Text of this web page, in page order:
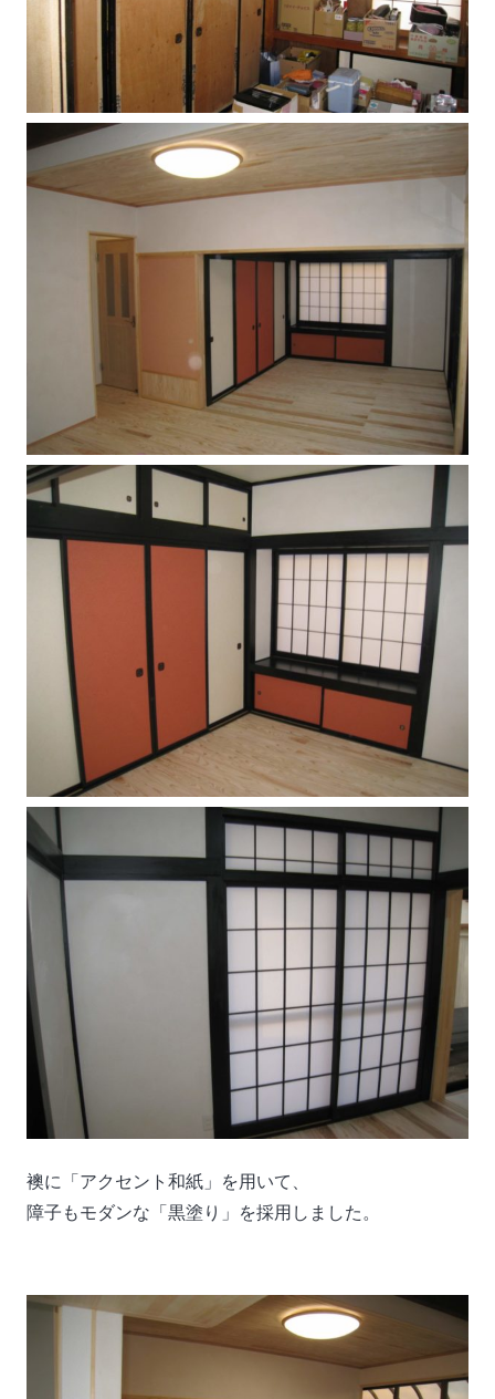
襖に「アクセント和紙」を用いて、
障子もモダンな「黒塗り」を採用しました。